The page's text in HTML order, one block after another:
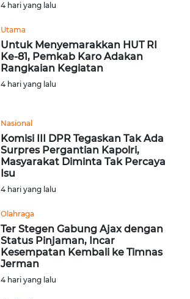
4 hari yang lalu
Utama
Untuk Menyemarakkan HUT RI
Ke-81, Pemkab Karo Adakan
Rangkaian Kegiatan
4 hari yang lalu
Nasional
Komisi III DPR Tegaskan Tak Ada
Surpres Pergantian Kapolri,
Masyarakat Diminta Tak Percaya
Isu
4 hari yang lalu
Olahraga
Ter Stegen Gabung Ajax dengan
Status Pinjaman, Incar
Kesempatan Kembali ke Timnas
Jerman
4 hari yang lalu